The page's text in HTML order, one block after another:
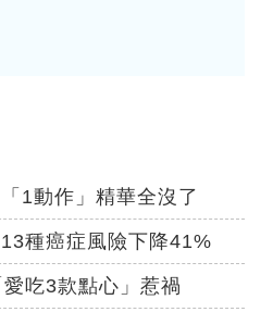
1動作」精華全沒了
種癌症風險下降41%
吃3款點心」惹禍